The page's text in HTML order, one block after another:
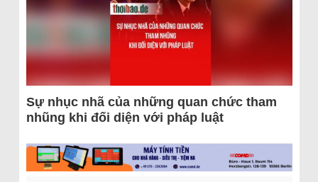
Sự nhục nhã của những quan chức tham
nhũng khi đối diện với pháp luật